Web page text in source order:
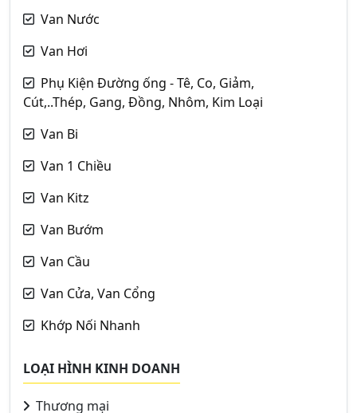
Van Nước
Van Hơi
Phụ Kiện Đường ống - Tê, Co, Giảm,
Cút,..Thép, Gang, Đồng, Nhôm, Kim Loại
Van Bi
Van 1 Chiều
Van Kitz
Van Bướm
Van Cầu
Van Cửa, Van Cổng
Khớp Nối Nhanh
LOẠI HÌNH KINH DOANH
Thương mại